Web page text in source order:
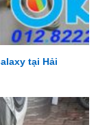
tại Hải